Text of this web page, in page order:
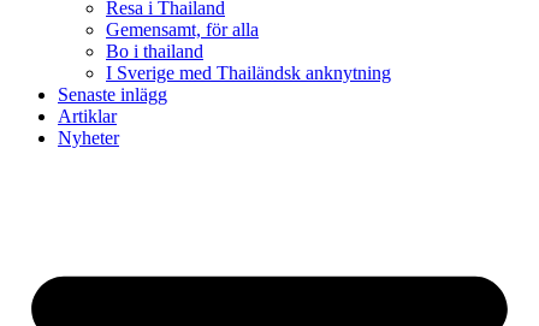
Resa i Thailand
Gemensamt, för alla
Bo i thailand
I Sverige med Thailändsk anknytning
Senaste inlägg
Artiklar
Nyheter